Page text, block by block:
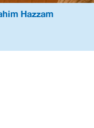
Hazzam